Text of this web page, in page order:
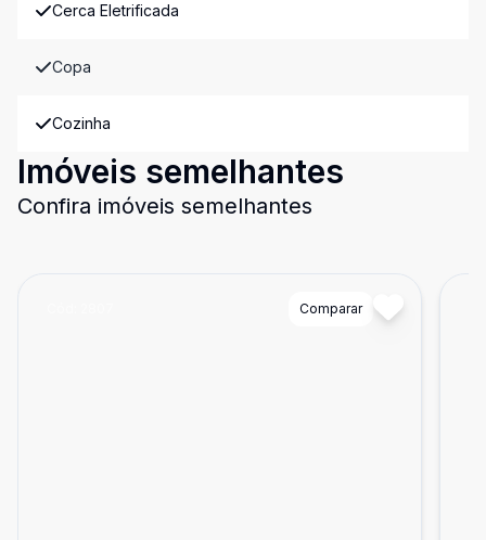
Cerca Eletrificada
Copa
Cozinha
Imóveis semelhantes
Confira imóveis semelhantes
Comparar